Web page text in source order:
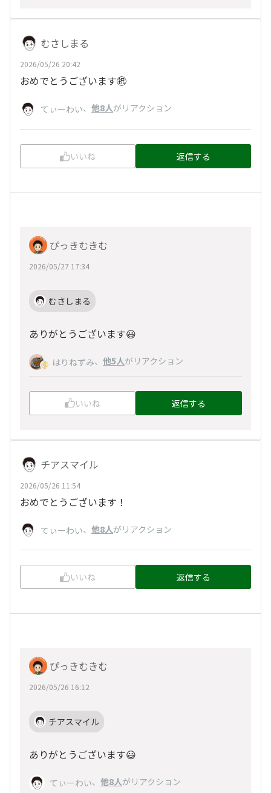
むさしまる
2026/05/26 20:42
おめでとうございます㊗️
てぃーわい、 他8人がリアクション
いいね 返信する
ぴっきむきむ
2026/05/27 17:34
むさしまる
ありがとうございます😃
はりねずみ、 他5人がリアクション
いいね 返信する
チアスマイル
2026/05/26 11:54
おめでとうございます！
てぃーわい、 他8人がリアクション
いいね 返信する
ぴっきむきむ
2026/05/26 16:12
チアスマイル
ありがとうございます😃
てぃーわい、 他8人がリアクション